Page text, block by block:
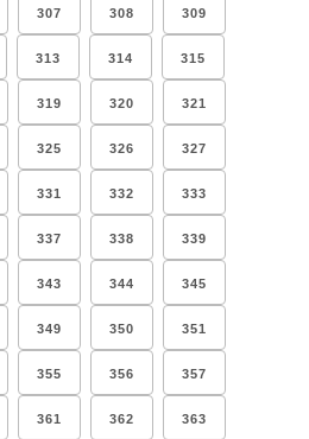
307 308 309
313 314 315
319 320 321
325 326 327
331 332 333
337 338 339
343 344 345
349 350 351
355 356 357
361 362 363